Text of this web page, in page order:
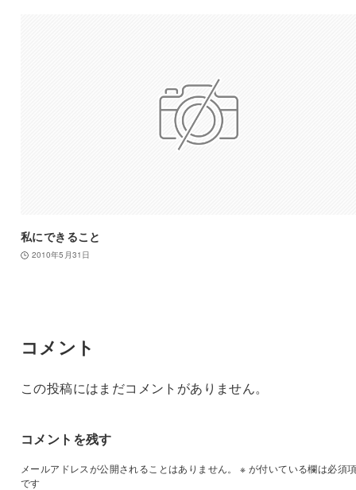
私にできること
2010年5月31日
コメント
この投稿にはまだコメントがありません。
コメントを残す
メールアドレスが公開されることはありません。 ※ が付いている欄は必須
です